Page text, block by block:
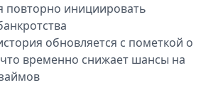
повторно инициировать
обновляется с пометкой о
временно снижает шансы на